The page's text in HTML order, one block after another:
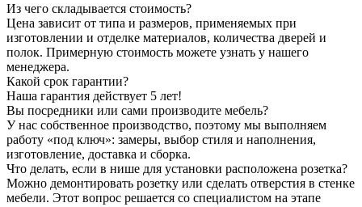
Из чего складывается стоимость?
Цена зависит от типа и размеров, применяемых при
изготовлении и отделке материалов, количества дверей и
полок. Примерную стоимость можете узнать у нашего
менеджера.
Какой срок гарантии?
Наша гарантия действует 5 лет!
Вы посредники или сами производите мебель?
У нас собственное производство, поэтому мы выполняем
работу «под ключ»: замеры, выбор стиля и наполнения,
изготовление, доставка и сборка.
Что делать, если в нише для установки расположена розетка?
Можно демонтировать розетку или сделать отверстия в стенке
мебели. Этот вопрос решается со специалистом на этапе